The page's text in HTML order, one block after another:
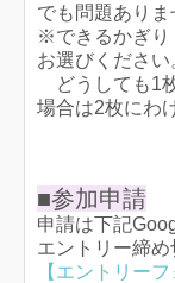
でも問題ありま
※できるかぎり
お選びください
どうしても1
場合は2枚にわ
■参加申請
申請は下記
エントリー締
【エントリー